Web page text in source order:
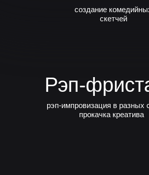
создание
скетчей
рэп-импровизация в разных
прокачка креатива
Рэп-